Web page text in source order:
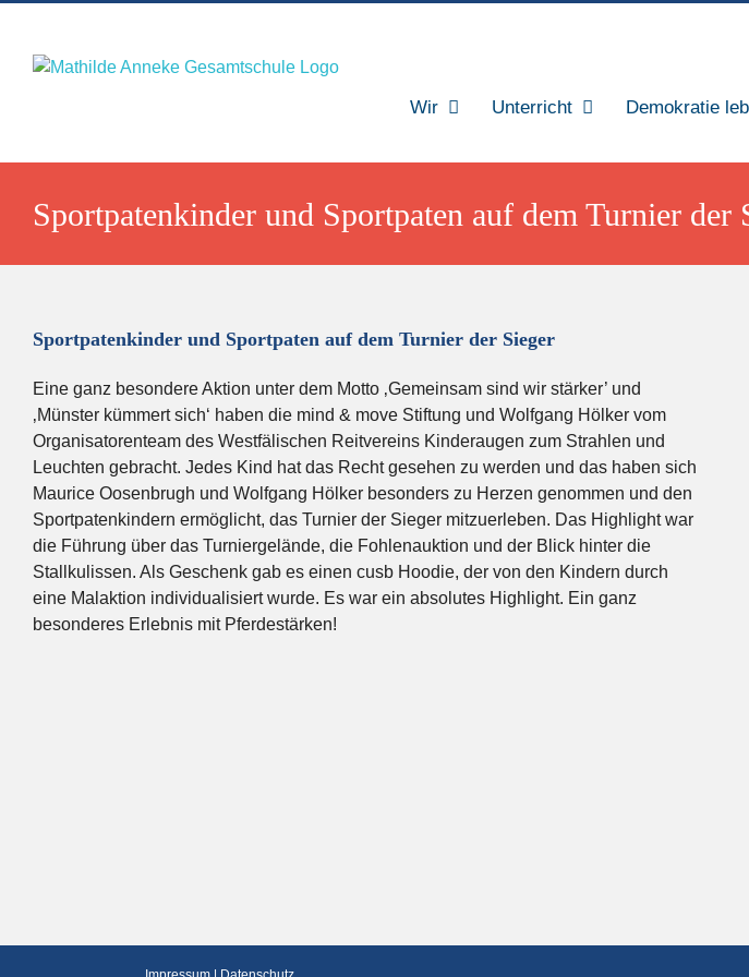
springen
Wir Unterricht Demokratie
Sportpatenkinder und Sportpaten auf dem Turnier der
Sportpatenkinder und Sportpaten auf dem Turnier der Sieger
Eine ganz besondere Aktion unter dem Motto ‚Gemeinsam sind wir stärker’ und
‚Münster kümmert sich‘ haben die mind & move Stiftung und Wolfgang Hölker vom
Organisatorenteam des Westfälischen Reitvereins Kinderaugen zum Strahlen und
Leuchten gebracht. Jedes Kind hat das Recht gesehen zu werden und das haben sich
Maurice Oosenbrugh und Wolfgang Hölker besonders zu Herzen genommen und den
Sportpatenkindern ermöglicht, das Turnier der Sieger mitzuerleben. Das Highlight war
die Führung über das Turniergelände, die Fohlenauktion und der Blick hinter die
Stallkulissen. Als Geschenk gab es einen cusb Hoodie, der von den Kindern durch
eine Malaktion individualisiert wurde. Es war ein absolutes Highlight. Ein ganz
besonderes Erlebnis mit Pferdestärken!